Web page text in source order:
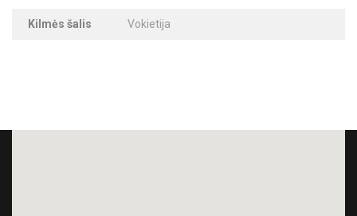
Kilmės šalis Vokietija